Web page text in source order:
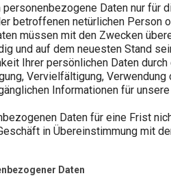
personenbezogene Daten nur
betroffenen netürlichen Person
müssen mit den Zwecken
und auf dem neuesten Stand
Ihrer persönlichen Daten
Vervielfältigung, Verwendung
Informationen für
Daten für eine Frist
in Übereinstimmung mit
Daten